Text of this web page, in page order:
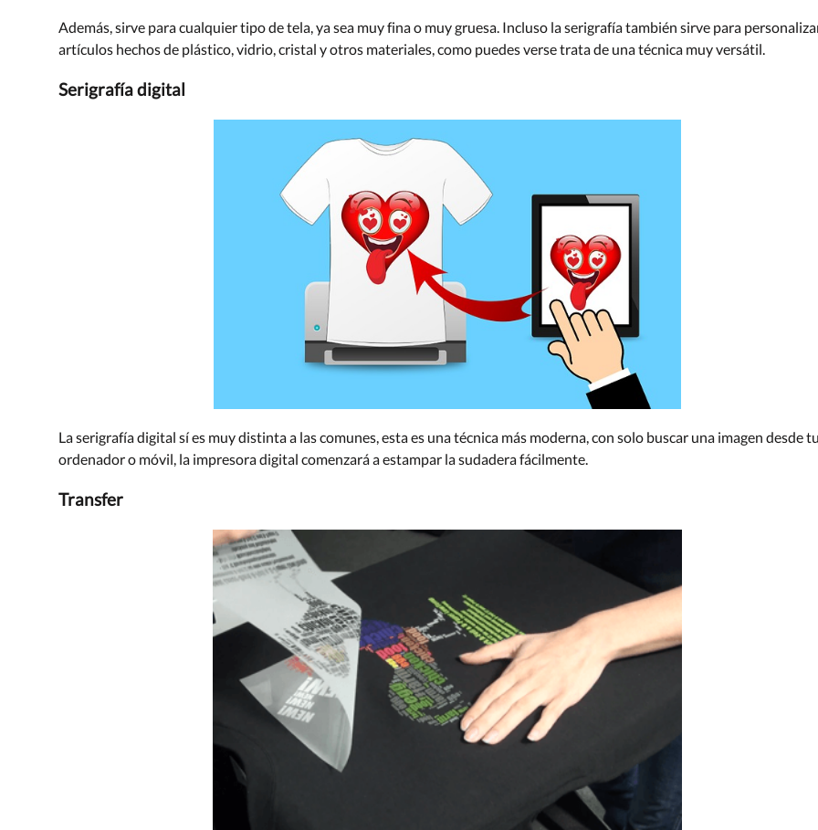
Además, sirve para cualquier tipo de tela, ya sea muy fina o muy gruesa. Incluso la serigrafía también sirve para
artículos hechos de plástico, vidrio, cristal y otros materiales, como puedes verse trata de una técnica muy versátil.
Serigrafía digital
La serigrafía digital sí es muy distinta a las comunes, esta es una técnica más moderna, con solo buscar una imagen desde tu
ordenador o móvil, la impresora digital comenzará a estampar la sudadera fácilmente.
Transfer